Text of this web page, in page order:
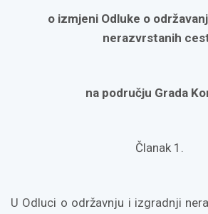
o izmjeni Odluke o
nerazvrstanih
na području Grada
Članak 1.
U Odluci o održavnju i izgradnji